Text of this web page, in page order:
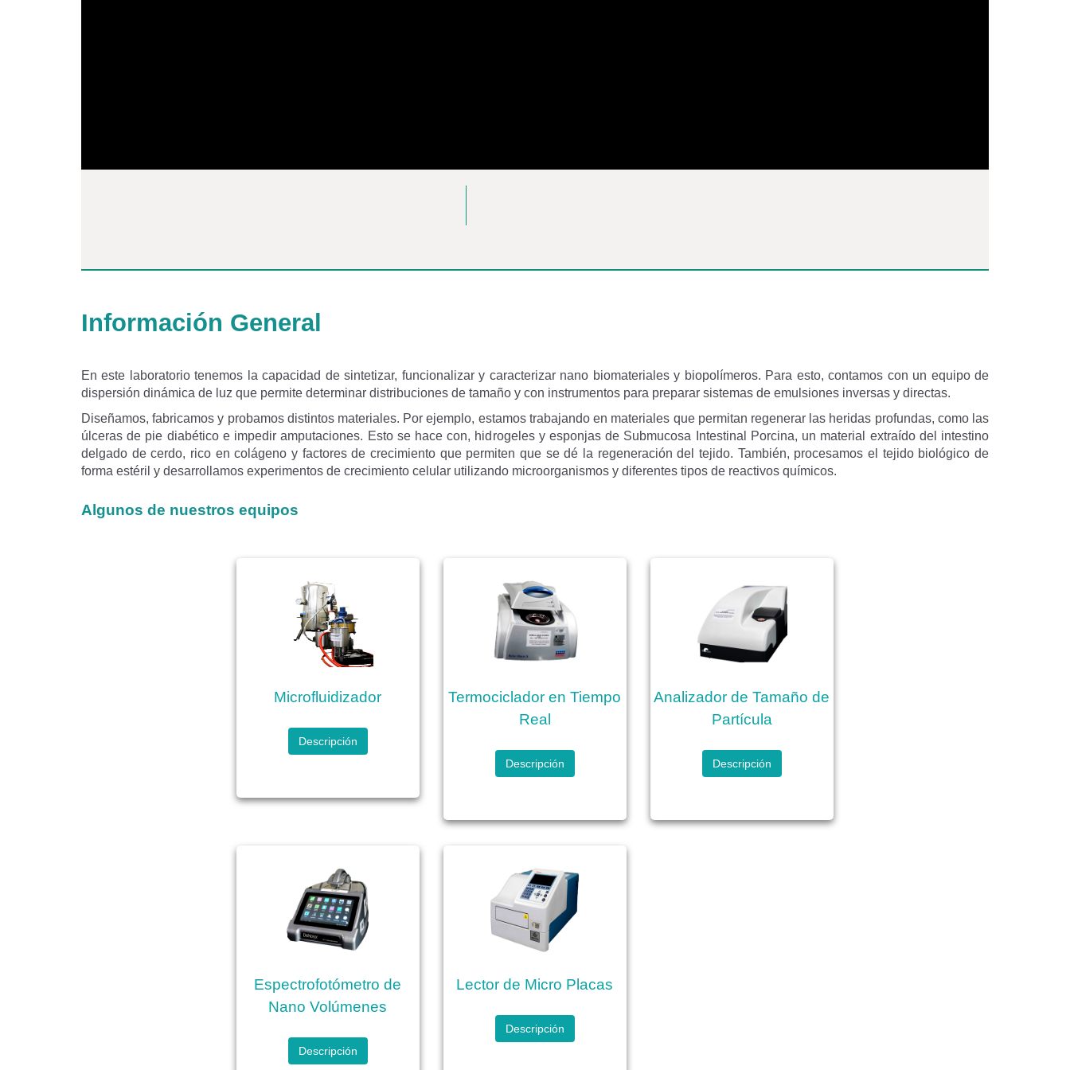
Información General
En este laboratorio tenemos la capacidad de sintetizar, funcionalizar y caracterizar nano biomateriales y biopolímeros. Para esto, contamos con un equipo de
dispersión dinámica de luz que permite determinar distribuciones de tamaño y con instrumentos para preparar sistemas de emulsiones inversas y directas.
Diseñamos, fabricamos y probamos distintos materiales. Por ejemplo, estamos trabajando en materiales que permitan regenerar las heridas profundas, como las
úlceras de pie diabético e impedir amputaciones. Esto se hace con, hidrogeles y esponjas de Submucosa Intestinal Porcina, un material extraído del intestino
delgado de cerdo, rico en colágeno y factores de crecimiento que permiten que se dé la regeneración del tejido. También, procesamos el tejido biológico de
forma estéril y desarrollamos experimentos de crecimiento celular utilizando microorganismos y diferentes tipos de reactivos químicos.
Algunos de nuestros equipos
Microfluidizador
Descripción
Termociclador en Tiempo
Real
Descripción
Analizador de Tamaño de
Partícula
Descripción
Espectrofotómetro de
Nano Volúmenes
Descripción
Lector de Micro Placas
Descripción